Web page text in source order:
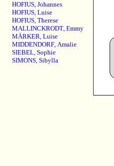
HOFIUS,Johannes
HOFIUS,Luise
HOFIUS,Therese
MALLINCKRODT,Emmy
MÄRKER,Luise
MIDDENDORF,Amalie
SIEBEL,Sophie
SIMONS,Sibylla